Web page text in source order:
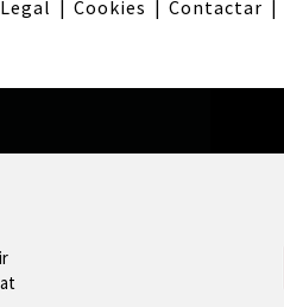
| Cookies | Contactar |